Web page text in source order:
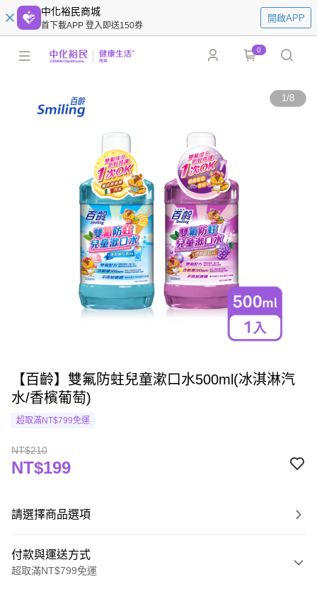
中化裕民商城
首下載APP 登入即送150券
開啟APP
0
1/8
【百齡】雙氟防蛀兒童漱口水500ml(冰淇淋汽
水/香檳葡萄)
超取滿NT$799免運
NT$210
NT$199
請選擇商品選項
付款與運送方式
超取滿NT$799免運